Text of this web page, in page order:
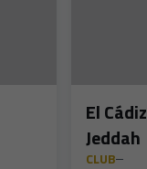
El
Jeddah
CLUB